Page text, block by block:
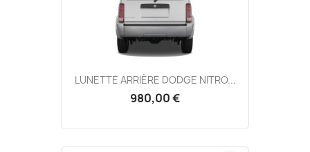
LUNETTE ARRIÈRE DODGE NITRO...
980,00 €